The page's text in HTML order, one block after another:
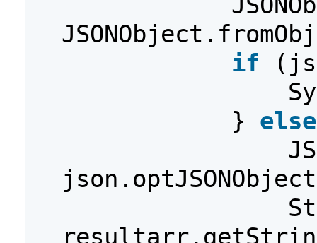
if
} else